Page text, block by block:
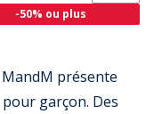
-50% ou plus
présente
garçon. Des